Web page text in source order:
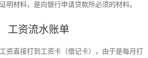
明材料，是向银行申请贷款所必须的材料。
工资流水账单
资直接打到工资卡（借记卡），由于是每月打